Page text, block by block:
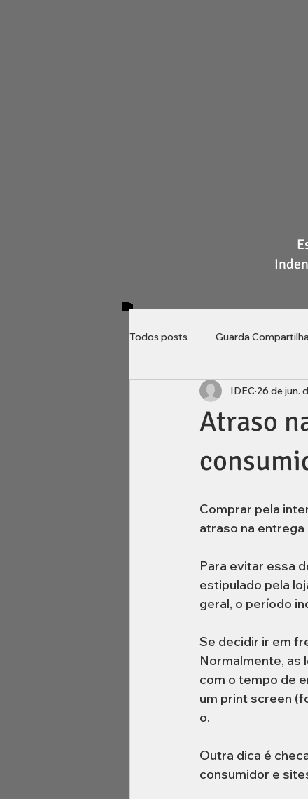
Todos posts Guarda
Direito do Consumidor
Atraso
IDEC 26 de jun.
Comprar pela
atraso na
Para evitar essa
estipulado pela
geral, o período
Se decidir ir em
Normalmente, as
com o tempo de
um print screen
o.
Outra dica é
consumidor e